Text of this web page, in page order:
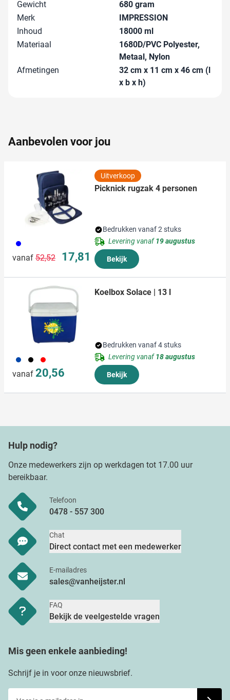
personaliseren, om functies voor social media te bieden
partners voor social media, adverteren en analyse. Deze
partners kunnen deze gegevens combineren met andere
informatie die u aan ze heeft verstrekt of die ze hebben
verzameld op basis van uw gebruik van hun services.
Gewicht
680 gram
Merk
IMPRESSION
Inhoud
18000 ml
Materiaal
1680D/PVC Polyester,
Metaal, Nylon
Afmetingen
32 cm x 11 cm x 46 cm (l
x b x h)
Aanbevolen voor jou
005
vanaf Normale prijs
52,52 Speciale prijs
17,81
Uitverkoop
Picknick rugzak 4 personen
Bedrukken vanaf 2 stuks
Levering vanaf19 augustus
Bekijk
023 001 008
vanaf 20,56
Koelbox Solace | 13 l
Bedrukken vanaf 4 stuks
Levering vanaf18 augustus
Bekijk
Hulp nodig?
Onze medewerkers zijn op werkdagen tot 17.00 uur
bereikbaar.
Telefoon
0478 - 557 300
Chat
Direct contact met een medewerker
E-mailadres
sales@vanheijster.nl
FAQ
Bekijk de veelgestelde vragen
Mis geen enkele aanbieding!
Schrijf je in voor onze nieuwsbrief.